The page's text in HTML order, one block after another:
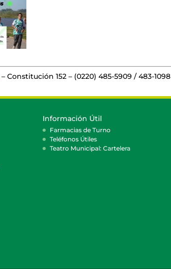
– Constitución 152 – (0220) 485-5909 / 483-1098
Información Útil
Farmacias de Turno
Teléfonos Útiles
Teatro Municipal: Cartelera